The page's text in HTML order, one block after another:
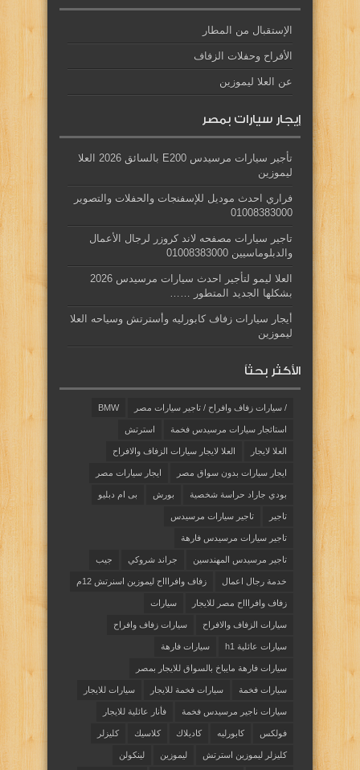
الإستقبال من المطار
الأفراح وحفلات الزفاف
عن العلا ليموزين
إيجار سيارات بمصر
تأجير سيارات مرسيدس E200 بالسائق 2026 العلا
ليموزين
فراري احدث موديل للإسفنجات والحفلات والتصوير
01008383000
تاجير سيارات مصفحه لاند كروزر لرجال الأعمال
والدبلوماسيين 01008383000
العلا ليمو لتأجير احدث سيارات مرسيدس 2026
بشكلها الجديد المتطور ……
أيجار سيارات زفاف كابورليه وأسترتش وسياحه العلا
ليموزين
الأكثر بحثاً
/ سيارات زفاف وافراح / تاجير سيارات مصر BMW
استائجار سيارات مرسيدس فخمة استرتش
العلا لايجار العلا لايجار سيارات الزفاف والافراح
ايجار سيارات بدون سواق مصر ايجار سيارات مصر
بودي جاراد حراسة شخصية بورش بى ام دبليو
تاجير تاجير سيارات مرسيدس
تاجير سيارات مرسيدس فارهة
تاجير مرسيدس المهندسين جراند شروكي جيب
خدمة رجال اعمال زفاف وافراااح ليموزين اسنرتش 12م
زفاف وافراااح مصر للايجار سيارات
سيارات الزفاف والافراح سيارات زفاف وافراح
سيارات عائلية h1 سيارات فارهة
سيارات فارهة مايباخ بالسواق للايجار بمصر
سيارات فخمة سيارات فخمة للايجار سيارات للايجار
سيارات ناجير مرسيدس فخمة فأنار عائلية للايجار
فولكس كابورليه كاديلاك كلاسيك كليزلر
كليزلر ليموزين استرتش ليموزين لينكولن